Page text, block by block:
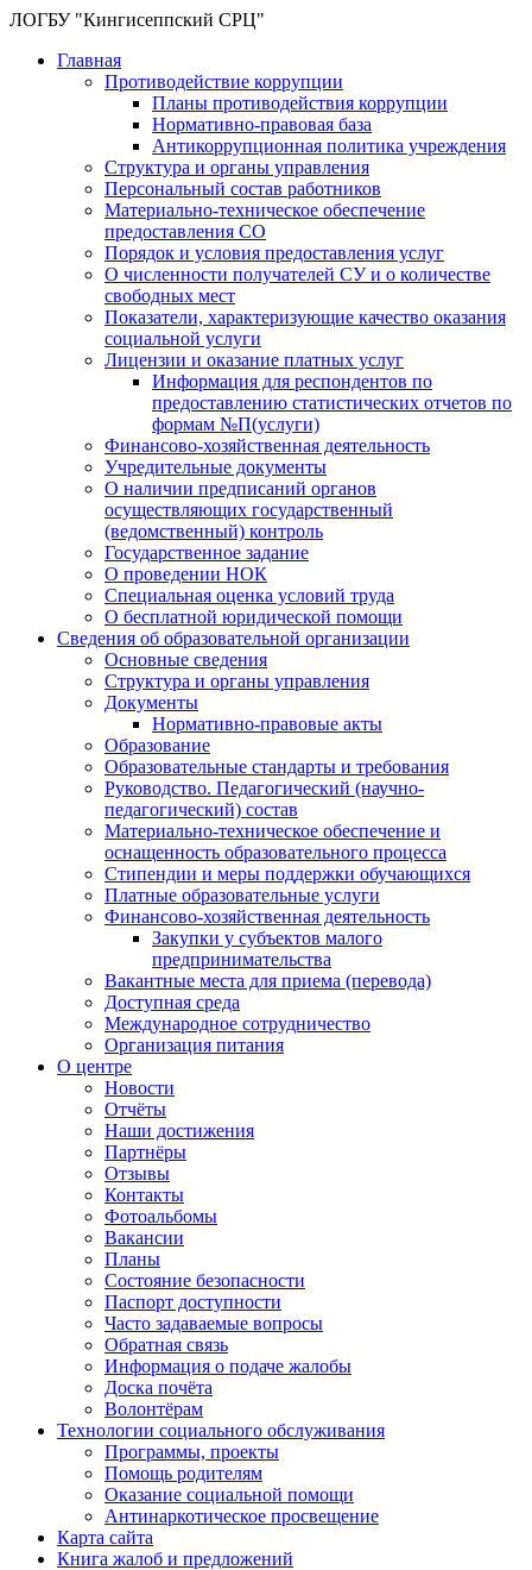
ЛОГБУ "Кингисеппский СРЦ"
Главная
Противодействие коррупции
Планы противодействия коррупции
Нормативно-правовая база
Антикоррупционная политика учреждения
Структура и органы управления
Персональный состав работников
Материально-техническое обеспечение
предоставления СО
Порядок и условия предоставления услуг
О численности получателей СУ и о количестве
свободных мест
Показатели, характеризующие качество оказания
социальной услуги
Лицензии и оказание платных услуг
Информация для респондентов по
предоставлению статистических отчетов по
формам №П(услуги)
Финансово-хозяйственная деятельность
Учредительные документы
О наличии предписаний органов
осуществляющих государственный
(ведомственный) контроль
Государственное задание
О проведении НОК
Специальная оценка условий труда
О бесплатной юридической помощи
Сведения об образовательной организации
Основные сведения
Структура и органы управления
Документы
Нормативно-правовые акты
Образование
Образовательные стандарты и требования
Руководство. Педагогический (научно-
педагогический) состав
Материально-техническое обеспечение и
оснащенность образовательного процесса
Стипендии и меры поддержки обучающихся
Платные образовательные услуги
Финансово-хозяйственная деятельность
Закупки у субъектов малого
предпринимательства
Вакантные места для приема (перевода)
Доступная среда
Международное сотрудничество
Организация питания
О центре
Новости
Отчёты
Наши достижения
Партнёры
Отзывы
Контакты
Фотоальбомы
Вакансии
Планы
Состояние безопасности
Паспорт доступности
Часто задаваемые вопросы
Обратная связь
Информация о подаче жалобы
Доска почёта
Волонтёрам
Технологии социального обслуживания
Программы, проекты
Помощь родителям
Оказание социальной помощи
Антинаркотическое просвещение
Карта сайта
Книга жалоб и предложений